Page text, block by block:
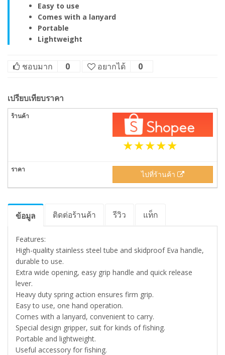
Easy to use
Comes with a lanyard
Portable
Lightweight
ชอบมาก 0 อยากได้ 0
เปรียบเทียบราคา
ไปที่ร้านค้า
ข้อมูล ติดต่อร้านค้า รีวิว แท็ก
Features:
High-quality stainless steel tube and skidproof Eva handle,
durable to use.
Extra wide opening, easy grip handle and quick release
lever.
Heavy duty spring action ensures firm grip.
Easy to use, one hand operation.
Comes with a lanyard, convenient to carry.
Special design gripper, suit for kinds of fishing.
Portable and lightweight.
Useful accessory for fishing.